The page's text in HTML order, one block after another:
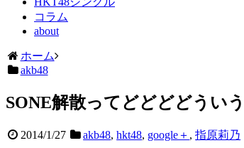
コラム
about
ホーム
akb48
SONE解散ってどどどどうい
2014/1/27 akb48,hkt48, google＋ ,指原莉乃